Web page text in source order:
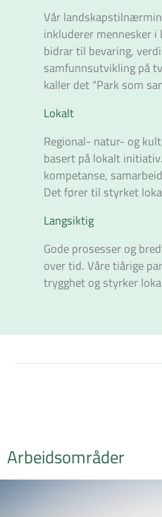
Vår
inkluderer mennesker
bidrar til bevaring,
samfunnsutvikling på
kaller det “Park som
Lokalt
Regional- natur- og
basert på lokalt
kompetanse,
Det fører til styrket
Langsiktig
Gode prosesser og
over tid. Våre tiårige
trygghet og styrker
Arbeidsområder